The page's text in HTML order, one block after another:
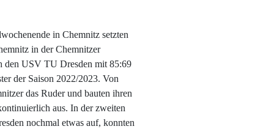
in Chemnitz setzten
in der Chemnitzer
den USV TU Dresden mit 85:69
der Saison 2022/2023. Von
das Ruder und bauten ihren
aus. In der zweiten
nochmal etwas auf, konnten